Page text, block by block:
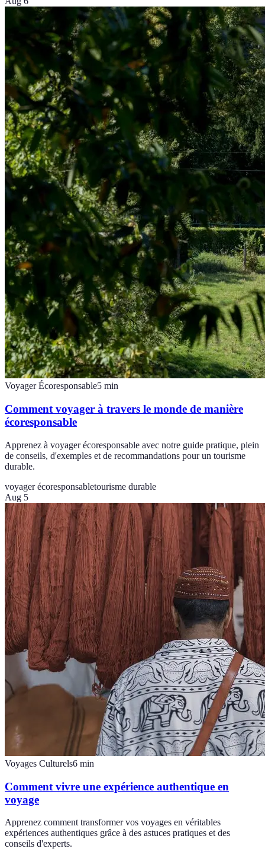
Voyager Écoresponsable5 min
Comment voyager à travers le monde de manière
écoresponsable
Apprenez à voyager écoresponsable avec notre guide pratique, plein
de conseils, d'exemples et de recommandations pour un tourisme
durable.
voyager écoresponsabletourisme durable
Aug 5
Voyages Culturels6 min
Comment vivre une expérience authentique en
voyage
Apprenez comment transformer vos voyages en véritables
expériences authentiques grâce à des astuces pratiques et des
conseils d'experts.